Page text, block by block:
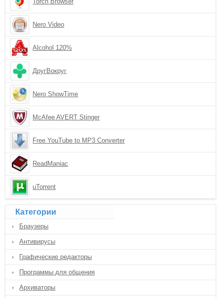
Nero Video
Alcohol 120%
ДругВокруг
Nero ShowTime
McAfee AVERT Stinger
Free YouTube to MP3 Converter
ReadManiac
uTorrent
Категории
Браузеры
Антивирусы
Графические редакторы
Программы для общения
Архиваторы